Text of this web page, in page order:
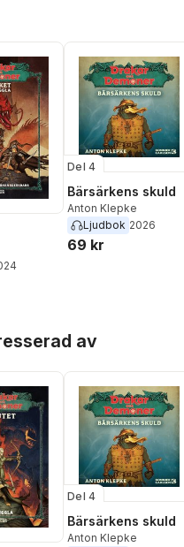
Totalt antal röster:
Del 4
Bärsärkens skuld
Anton Klepke
Ljudbok 2026
69 kr
av
Del 4
Bärsärkens skuld
Anton Klepke